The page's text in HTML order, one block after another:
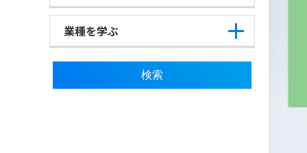
業種を学ぶ